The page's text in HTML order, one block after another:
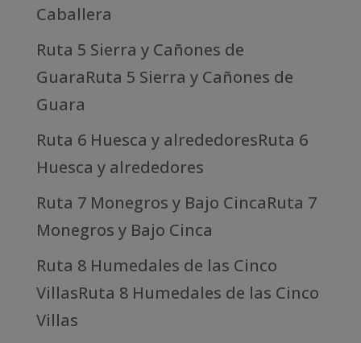
Caballera
Ruta 5 Sierra y Cañones de
GuaraRuta 5 Sierra y Cañones de
Guara
Ruta 6 Huesca y alrededoresRuta 6
Huesca y alrededores
Ruta 7 Monegros y Bajo CincaRuta 7
Monegros y Bajo Cinca
Ruta 8 Humedales de las Cinco
VillasRuta 8 Humedales de las Cinco
Villas